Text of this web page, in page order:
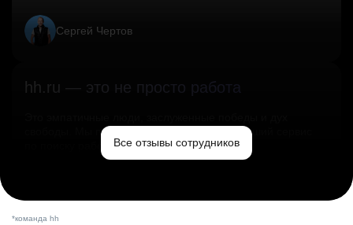
Сергей Чертов
hh.ru — это не просто работа
свободы. Мы помогаем миру и создаём лучший сервис
по поиску работы в стране.Все отзывы сотрудников
*команда hh